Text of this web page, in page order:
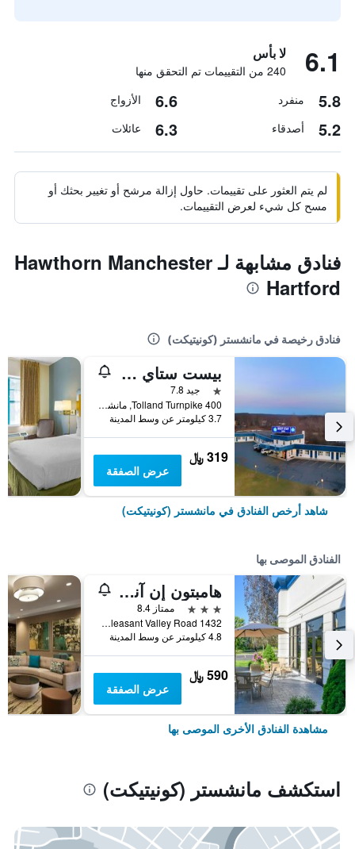
6.1 لا بأس
240 من التقييمات تم التحقق منها
5.8 منفرد 6.6 الأزواج
5.2 أصدقاء 6.3 عائلات
لم يتم العثور على تقييمات. حاول إزالة مرشح أو تغيير بحثك أو
مسح كل شيء لعرض التقييمات.
فنادق مشابهة لـ Hawthorn Manchester
Hartford
فنادق رخيصة في مانشستر (كونيتيكت)
بيست ستاي إن - مانشستر
نجمة واحدة
جيد 7.8
400 Tolland Turnpike, مانشستر (كونيتيكت), CT, الولايات المتحدة الأميريكية
3.7 كيلومتر عن وسط المدينة
319 ﷼
عرض الصفقة
شاهد أرخص الفنادق في مانشستر (كونيتيكت)
الفنادق الموصى بها
هامبتون إن آند سويتس هارتفورد-مانشيستر
3 نجوم
ممتاز 8.4
1432 Pleasant Valley Road, مانشستر (كونيتيكت), CT, الولايات المتحدة الأميريكية
4.8 كيلومتر عن وسط المدينة
590 ﷼
عرض الصفقة
مشاهدة الفنادق الأخرى الموصى بها
استكشف مانشستر (كونيتيكت)